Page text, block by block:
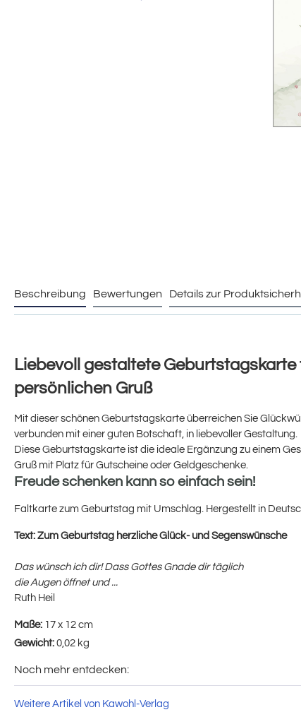
Beschreibung Bewertungen Details zur
Liebevoll gestaltete Geburtstagskarte
persönlichen Gruß
Mit dieser schönen Geburtstagskarte überreichen Sie
verbunden mit einer guten Botschaft, in liebevoller Gestaltung.
Diese Geburtstagskarte ist die ideale Ergänzung zu einem
Gruß mit Platz für Gutscheine oder Geldgeschenke.
Freude schenken kann so einfach sein!
Faltkarte zum Geburtstag mit Umschlag. Hergestellt in
Text: Zum Geburtstag herzliche Glück- und Segenswünsche
Das wünsch ich dir! Dass Gottes Gnade dir täglich
die Augen öffnet und ...
Ruth Heil
Maße: 17 x 12 cm
Gewicht: 0,02 kg
Noch mehr entdecken:
Weitere Artikel von Kawohl-Verlag